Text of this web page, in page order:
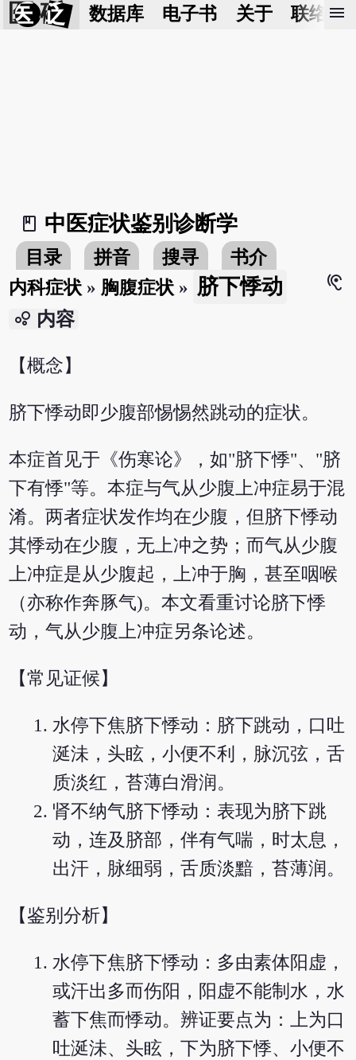
医 砭 数据库 电子书 关于 联络我
menu
book_2
中医症状鉴别诊断学
目录 拼音 搜寻
书介
内科症状 » 胸腹症状 » 脐下悸动
hearing
bubble_chart 内容
【概念】
脐下悸动即少腹部惕惕然跳动的症状。
本症首见于《伤寒论》，如"脐下悸"、"脐
下有悸"等。本症与气从少腹上冲症易于混
淆。两者症状发作均在少腹，但脐下悸动
其悸动在少腹，无上冲之势；而气从少腹
上冲症是从少腹起，上冲于胸，甚至咽喉
（亦称作奔豚气)。本文看重讨论脐下悸
动，气从少腹上冲症另条论述。
【常见证候】
水停下焦脐下悸动：脐下跳动，口吐
涎沬，头眩，小便不利，脉沉弦，舌
质淡红，苔薄白滑润。
肾不纳气脐下悸动：表现为脐下跳
动，连及脐部，伴有气喘，时太息，
出汗，脉细弱，舌质淡黯，苔薄润。
【鉴别分析】
水停下焦脐下悸动：多由素体阳虚，
或汗出多而伤阳，阳虚不能制水，水
蓄下焦而悸动。辨证要点为：上为口
吐涎沬、头眩，下为脐下悸、小便不